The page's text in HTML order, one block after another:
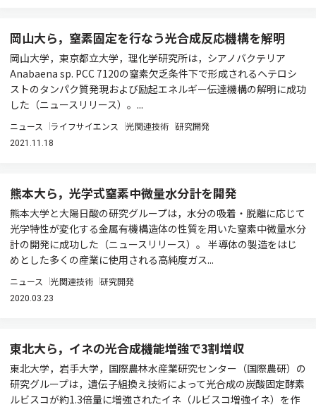
岡山大ら，窒素固定を行なう光合成反応機構を解明
岡山大学，東京都立大学，理化学研究所は，シアノバクテリア
Anabaena sp. PCC 7120の窒素欠乏条件下で形成されるヘテロシ
ストのタンパク質発現および励起エネルギー伝達機構の解明に成功
した（ニュースリリース）。...
ニュース ライフサイエンス 光関連技術 研究開発
2021.11.18
熊本大ら，光学式窒素中微量水分計を開発
熊本大学と大陽日酸の研究グループは，水分の吸着・脱離に応じて
光学特性が変化する金属有機構造体の性質を用いた窒素中微量水分
計の開発に成功した（ニュースリリース）。 半導体の製造をはじ
めとした多くの産業に使用される高純度ガス...
ニュース 光関連技術 研究開発
2020.03.23
東北大ら，イネの光合成機能増強で3割増収
東北大学，岩手大学，国際農林水産業研究センター（国際農研）の
研究グループは，遺伝子組換え技術によって光合成の炭酸固定酵素
ルビスコが約1.3倍量に増強されたイネ（ルビスコ増強イネ）を作